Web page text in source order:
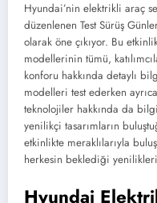
Hyundai’nin elektrikli araç
düzenlenen Test Sürüş
olarak öne çıkıyor. Bu
modellerinin tümü,
konforu hakkında detaylı
modelleri test ederken
teknolojiler hakkında da
yenilikçi tasarımların
etkinlikte meraklılarıyla
herkesin beklediği
Hyundai